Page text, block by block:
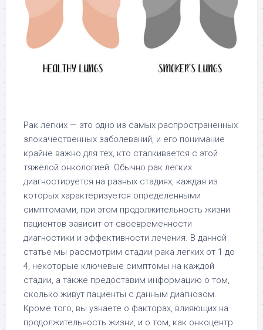
Рак легких — это одно из самых распространенных
злокачественных заболеваний, и его понимание
крайне важно для тех, кто сталкивается с этой
тяжёлой онкологией. Обычно рак легких
диагностируется на разных стадиях, каждая из
которых характеризуется определенными
симптомами, при этом продолжительность жизни
пациентов зависит от своевременности
диагностики и эффективности лечения. В данной
статье мы рассмотрим стадии рака легких от 1 до
4, некоторые ключевые симптомы на каждой
стадии, а также предоставим информацию о том,
сколько живут пациенты с данным диагнозом.
Кроме того, вы узнаете о факторах, влияющих на
продолжительность жизни, и о том, как онкоцентр